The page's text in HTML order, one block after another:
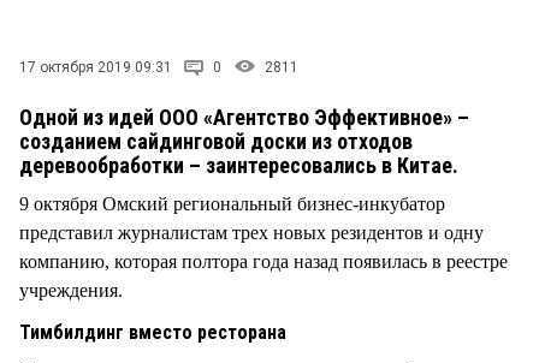
17 октября 2019 09:31 0 2811
Одной из идей ООО «Агентство Эффективное» –
созданием сайдинговой доски из отходов
деревообработки – заинтересовались в Китае.
9 октября Омский региональный бизнес-инкубатор
представил журналистам трех новых резидентов и одну
компанию, которая полтора года назад появилась в реестре
учреждения.
Тимбилдинг вместо ресторана